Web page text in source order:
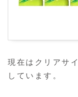
現在はクリアサ
しています。